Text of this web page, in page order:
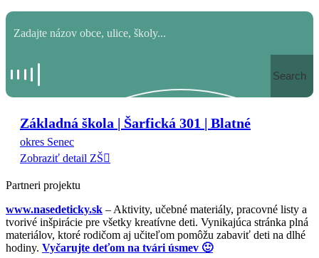
Search
Základná škola | Šarfická 301 | Blatné
okres Senec
Zobraziť detail ZŠ
Partneri projektu
www.nasedeticky.sk – Aktivity, učebné materiály, pracovné listy a
tvorivé inšpirácie pre všetky kreatívne deti. Vynikajúca stránka plná
materiálov, ktoré rodičom aj učiteľom pomôžu zabaviť deti na dlhé
hodiny. Vyčarujte deťom na tvári úsmev 🙂